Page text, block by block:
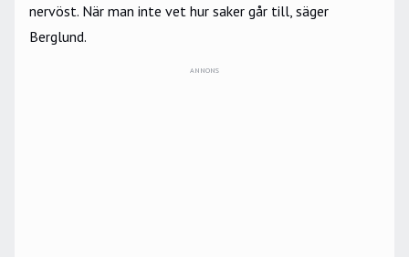
nervöst. När man inte vet hur saker går till, säger
Berglund.
ANNONS